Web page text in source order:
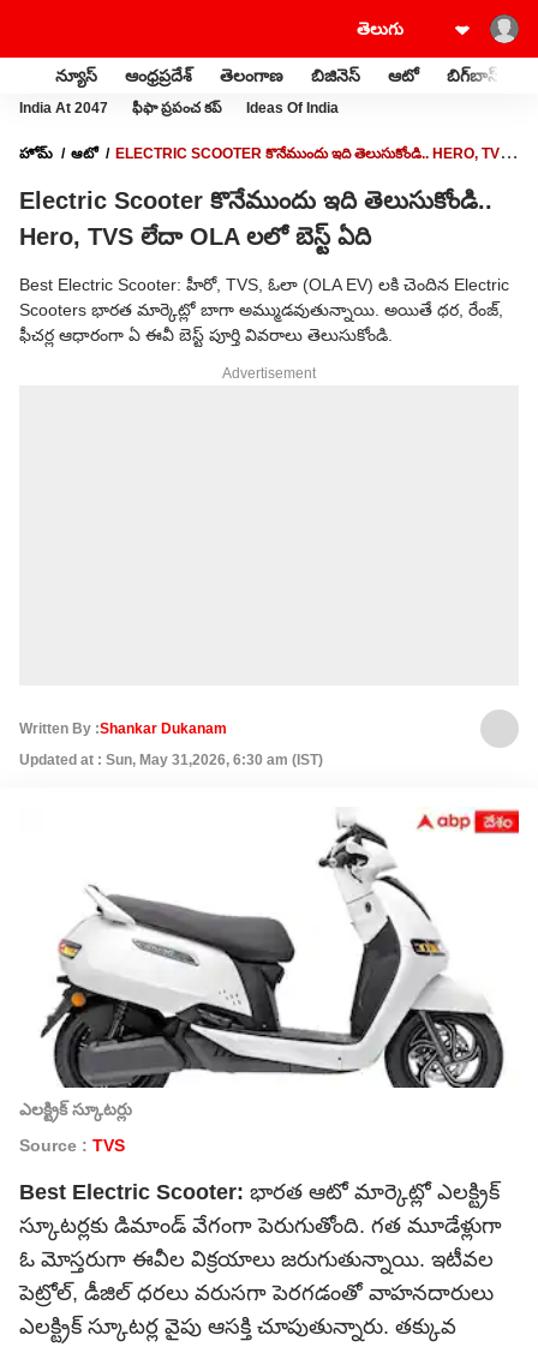
న్యూస్ ఆంధ్రప్రదేశ్ తెలంగాణ బిజినెస్ ఆటో బిగ్‌బాస్
India At 2047 ఫీఫా ప్రపంచ కప్ Ideas Of India
హోమ్ ఆటో
ELECTRIC SCOOTER కొనేముందు ఇది తెలుసుకోండి.. HERO, TVS
Electric Scooter కొనేముందు ఇది తెలుసుకోండి..
Hero, TVS లేదా OLA లలో బెస్ట్ ఏది
Best Electric Scooter: హీరో, TVS, ఓలా (OLA EV) లకి చెందిన Electric
Scooters భారత మార్కెట్లో బాగా అమ్ముడవుతున్నాయి. అయితే ధర, రేంజ్,
ఫీచర్ల ఆధారంగా ఏ ఈవీ బెస్ట్ పూర్తి వివరాలు తెలుసుకోండి.
Advertisement
Written By :Shankar Dukanam
Updated at : Sun, May 31,2026, 6:30 am (IST)
ఎలక్ట్రిక్ స్కూటర్లు
Source : TVS
Best Electric Scooter: భారత ఆటో మార్కెట్లో ఎలక్ట్రిక్
స్కూటర్లకు డిమాండ్ వేగంగా పెరుగుతోంది. గత మూడేళ్లుగా
ఓ మోస్తరుగా ఈవీల విక్రయాలు జరుగుతున్నాయి. ఇటీవల
పెట్రోల్, డీజిల్ ధరలు వరుసగా పెరగడంతో వాహనదారులు
ఎలక్ట్రిక్ స్కూటర్ల వైపు ఆసక్తి చూపుతున్నారు. తక్కువ